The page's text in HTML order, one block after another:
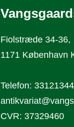
Fiolstræde 34-36,
1171 København
Telefon: 33121344
CVR: 37329460